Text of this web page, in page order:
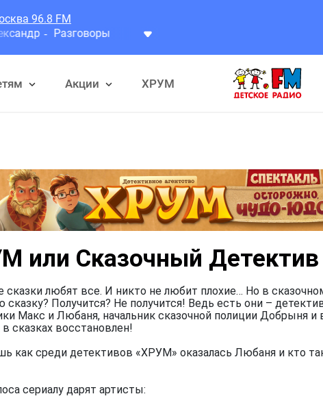
96.8 FM
Разговоры
Акции ХРУМ
или Сказочный Детектив
сказки любят все. И никто не любит плохие… Но в
сказку? Получится? Не получится! Ведь есть они –
Макс и Любаня, начальник сказочной полиции Добрыня
сказках восстановлен!
как среди детективов «ХРУМ» оказалась Любаня и кто
сериалу дарят артисты: